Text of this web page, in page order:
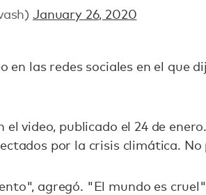
January 26, 2020
en las redes sociales en el que
el video, publicado el 24 de
por la crisis climática.
agregó. "El mundo es